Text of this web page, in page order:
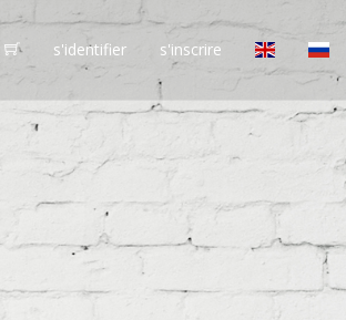
s'identifier s'inscrire